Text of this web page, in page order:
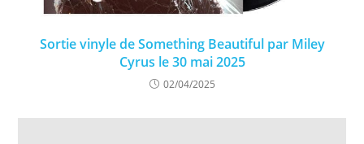
Sortie vinyle de Something Beautiful par Miley
Cyrus le 30 mai 2025
02/04/2025